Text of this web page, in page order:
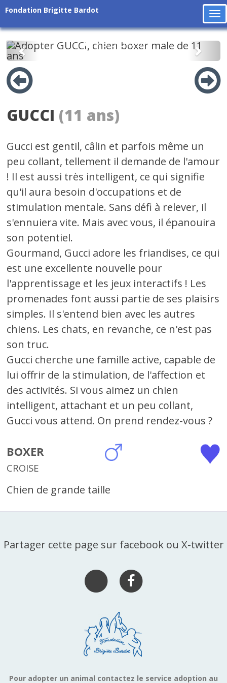
Fondation Brigitte Bardot
Précédent
GUCCI (11 ans)
Gucci est gentil, câlin et parfois même un
peu collant, tellement il demande de l'amour
! Il est aussi très intelligent, ce qui signifie
qu'il aura besoin d'occupations et de
stimulation mentale. Sans défi à relever, il
s'ennuiera vite. Mais avec vous, il épanouira
son potentiel.
Gourmand, Gucci adore les friandises, ce qui
est une excellente nouvelle pour
l'apprentissage et les jeux interactifs ! Les
promenades font aussi partie de ses plaisirs
simples. Il s'entend bien avec les autres
chiens. Les chats, en revanche, ce n'est pas
son truc.
Gucci cherche une famille active, capable de
lui offrir de la stimulation, de l'affection et
des activités. Si vous aimez un chien
intelligent, attachant et un peu collant,
Gucci vous attend. On prend rendez-vous ?
BOXER
CROISE
Chien de grande taille
Partager cette page sur facebook ou X-twitter
Pour adopter un animal contactez le service adoption au